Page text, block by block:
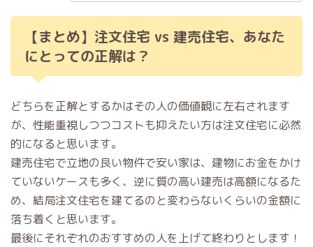
【まとめ】注文住宅 vs 建売住宅、あなた
にとっての正解は？
どちらを正解とするかはその人の価値観に左右されます
が、性能重視しつつコストも抑えたい方は注文住宅に必然
的になると思います。
建売住宅で立地の良い物件で安い家は、建物にお金をかけ
ていないケースも多く、逆に質の高い建売は高額になるた
め、結局注文住宅を建てるのと変わらないくらいの金額に
落ち着くと思います。
最後にそれぞれのおすすめの人を上げて終わりとします！